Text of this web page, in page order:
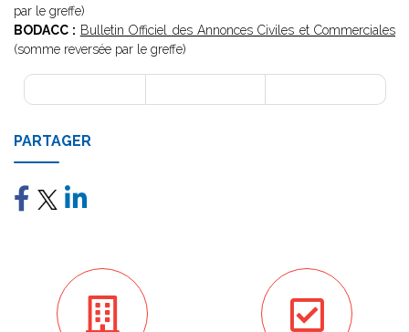
par le greffe)
BODACC : Bulletin Officiel des Annonces Civiles et Commerciales
(somme reversée par le greffe)
PARTAGER